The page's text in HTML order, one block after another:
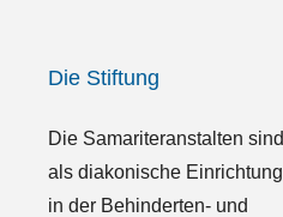
Die Stiftung
Die Samariteranstalten sind
als diakonische Einrichtung
in der Behinderten- und